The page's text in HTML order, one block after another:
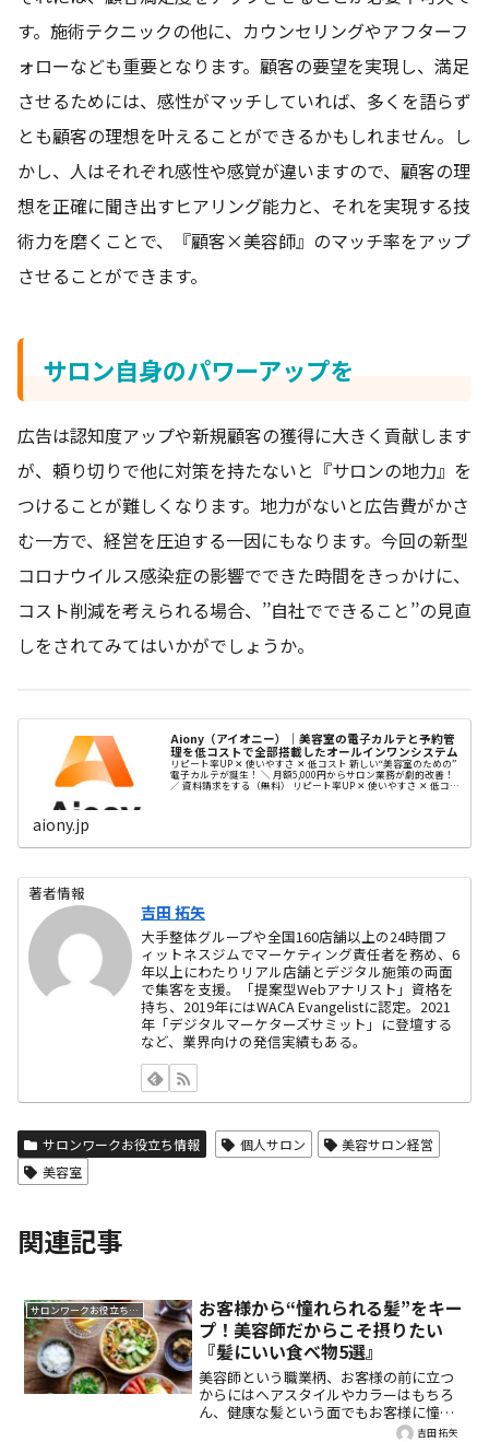
す。施術テクニックの他に、カウンセリングやアフターフ
ォローなども重要となります。顧客の要望を実現し、満足
させるためには、感性がマッチしていれば、多くを語らず
とも顧客の理想を叶えることができるかもしれません。し
かし、人はそれぞれ感性や感覚が違いますので、顧客の理
想を正確に聞き出すヒアリング能力と、それを実現する技
術力を磨くことで、『顧客×美容師』のマッチ率をアップ
させることができます。
サロン自身のパワーアップを
広告は認知度アップや新規顧客の獲得に大きく貢献します
が、頼り切りで他に対策を持たないと『サロンの地力』を
つけることが難しくなります。地力がないと広告費がかさ
む一方で、経営を圧迫する一因にもなります。今回の新型
コロナウイルス感染症の影響でできた時間をきっかけに、
コスト削減を考えられる場合、’’自社でできること’’の見直
しをされてみてはいかがでしょうか。
Aiony（アイオニー）｜美容室の電子カルテと予約管
理を低コストで全部搭載したオールインワンシステム
リピート率UP ✕ 使いやすさ ✕ 低コスト 新しい“美容室のための”
電子カルテが誕生！ ＼ 月額5,000円からサロン業務が劇的改善！
／ 資料請求をする（無料） リピート率UP ✕ 使いやすさ ✕ 低コス
aiony.jp
著者情報
吉田 拓矢
大手整体グループや全国160店舗以上の24時間フ
ィットネスジムでマーケティング責任者を務め、6
年以上にわたりリアル店舗とデジタル施策の両面
で集客を支援。「提案型Webアナリスト」資格を
持ち、2019年にはWACA Evangelistに認定。2021
年「デジタルマーケターズサミット」に登壇する
など、業界向けの発信実績もある。
サロンワークお役立ち情報 個人サロン
美容サロン経営
美容室
関連記事
サロンワークお役立ち情報
お客様から“憧れられる髪”をキー
プ！美容師だからこそ摂りたい
『髪にいい食べ物5選』
美容師という職業柄、お客様の前に立つ
からにはヘアスタイルやカラーはもちろ
ん、健康な髪という面でもお客様に憧れ
られる髪でいたいものですよね。そこで
吉田 拓矢